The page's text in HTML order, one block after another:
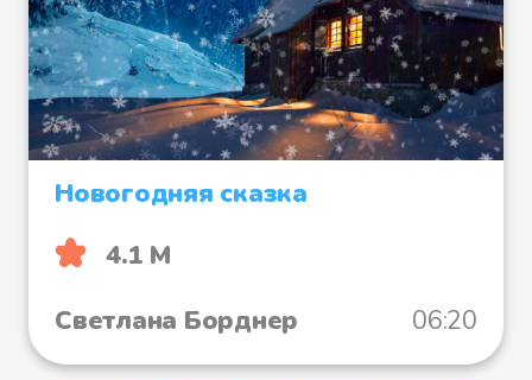
Новогодняя сказка
4.1 М
Светлана Борднер
06:20